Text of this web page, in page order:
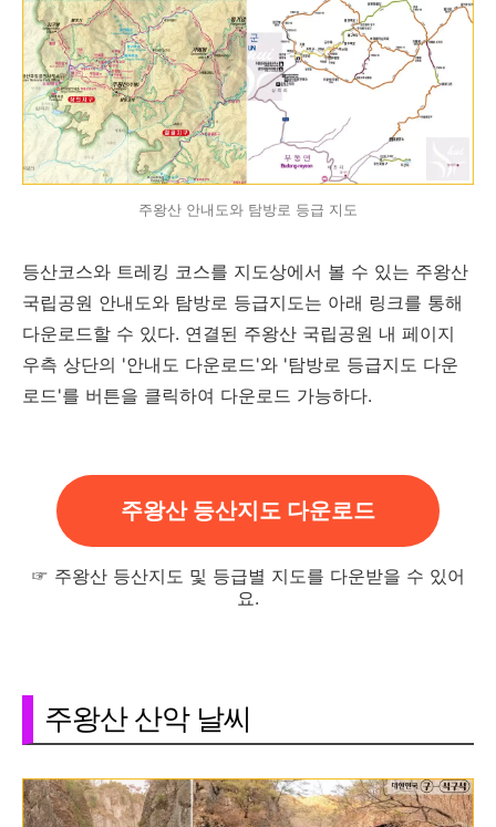
주왕산 안내도와 탐방로 등급 지도
등산코스와 트레킹 코스를 지도상에서 볼 수 있는 주왕산
국립공원 안내도와 탐방로 등급지도는 아래 링크를 통해
다운로드할 수 있다. 연결된 주왕산 국립공원 내 페이지
우측 상단의 '안내도 다운로드'와 '탐방로 등급지도 다운
로드'를 버튼을 클릭하여 다운로드 가능하다.
주왕산 등산지도 다운로드
☞ 주왕산 등산지도 및 등급별 지도를 다운받을 수 있어
요.
주왕산 산악 날씨